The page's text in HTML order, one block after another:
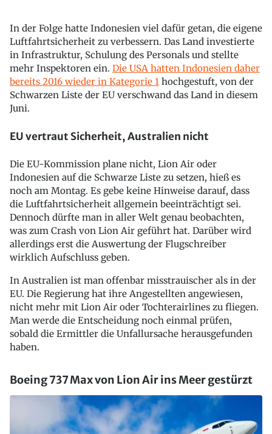
In der Folge hatte Indonesien viel dafür getan, die eigene
Luftfahrtsicherheit zu verbessern. Das Land investierte
in Infrastruktur, Schulung des Personals und stellte
mehr Inspektoren ein. Die USA hatten Indonesien daher
bereits 2016 wieder in Kategorie 1 hochgestuft, von der
Schwarzen Liste der EU verschwand das Land in diesem
Juni.
EU vertraut Sicherheit, Australien nicht
Die EU-Kommission plane nicht, Lion Air oder
Indonesien auf die Schwarze Liste zu setzen, hieß es
noch am Montag. Es gebe keine Hinweise darauf, dass
die Luftfahrtsicherheit allgemein beeinträchtigt sei.
Dennoch dürfte man in aller Welt genau beobachten,
was zum Crash von Lion Air geführt hat. Darüber wird
allerdings erst die Auswertung der Flugschreiber
wirklich Aufschluss geben.
In Australien ist man offenbar misstrauischer als in der
EU. Die Regierung hat ihre Angestellten angewiesen,
nicht mehr mit Lion Air oder Tochterairlines zu fliegen.
Man werde die Entscheidung noch einmal prüfen,
sobald die Ermittler die Unfallursache herausgefunden
haben.
Boeing 737 Max von Lion Air ins Meer gestürzt